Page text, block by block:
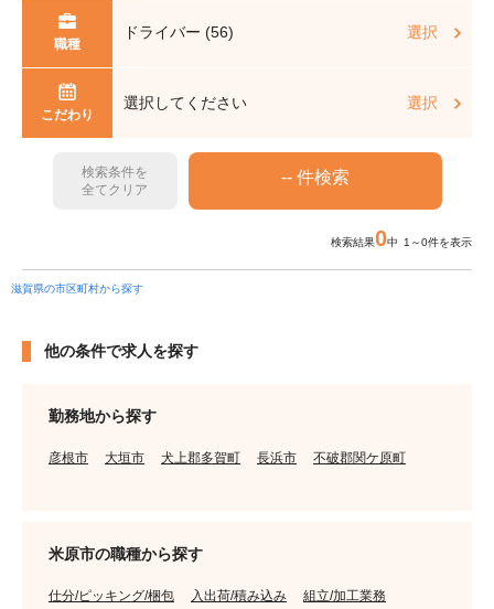
職種
ドライバー (56) 選択
こだわり
選択してください 選択
検索条件を
全てクリア
検索結果0中 1～0件を表示
滋賀県の市区町村から探す
他の条件で求人を探す
勤務地から探す
彦根市 大垣市 犬上郡多賀町 長浜市 不破郡関ケ原町
米原市の職種から探す
仕分/ピッキング/梱包 入出荷/積み込み 組立/加工業務